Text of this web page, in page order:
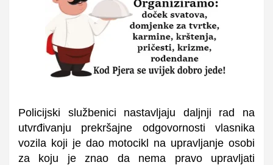
Policijski službenici nastavljaju daljnji rad na
utvrđivanju prekršajne odgovornosti vlasnika
vozila koji je dao motocikl na upravljanje osobi
za koju je znao da nema pravo upravljati